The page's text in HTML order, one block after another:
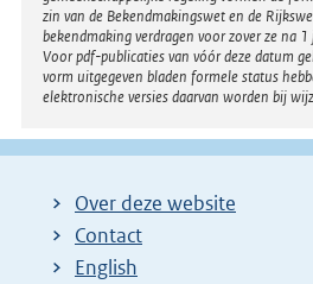
zin van de Bekendmakingswet en de
bekendmaking verdragen voor zover ze na
Voor pdf-publicaties van vóór deze datum
vorm uitgegeven bladen formele status
elektronische versies daarvan worden bij
Over deze website
Contact
English